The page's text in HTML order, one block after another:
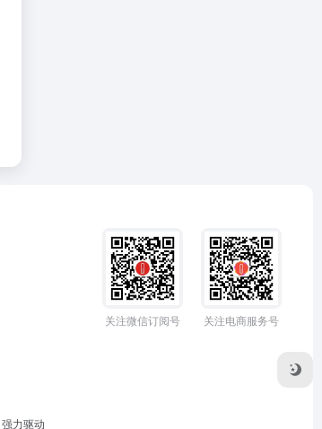
关注微信订阅号 关注电商服务号
强力驱动